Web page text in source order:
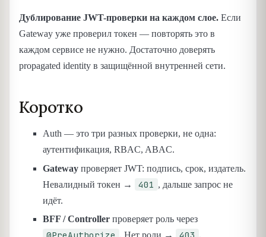
Дублирование JWT-проверки на каждом слое. Если
Gateway уже проверил токен — повторять это в
каждом сервисе не нужно. Достаточно доверять
propagated identity в защищённой внутренней сети.
Коротко
Auth — это три разных проверки, не одна:
аутентификация, RBAC, ABAC.
Gateway проверяет JWT: подпись, срок, издатель.
Невалидный токен →
401 , дальше запрос не
идёт.
BFF / Controller проверяет роль через